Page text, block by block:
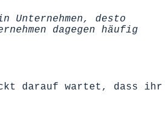
Unternehmen, desto
dagegen häufig
darauf wartet, dass ihr